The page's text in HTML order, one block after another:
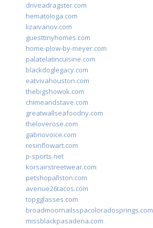
driveadragster.com
hematologa.com
lizaivanov.com
guesttinyhomes.com
home-plow-by-meyer.com
palatelatincuisine.com
blackdoglegacy.com
eatvivahouston.com
thebigshowok.com
chimeandstave.com
greatwallseafoodny.com
theloverose.com
gabriovoice.com
resinflowart.com
p-sports.net
korsairstreetwear.com
petshopallston.com
avenue26tacos.com
topgglasses.com
broadmoornailsspacoloradosprings.com
missblackpasadena.com